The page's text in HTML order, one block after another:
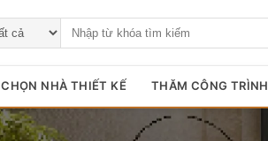
CHỌN NHÀ THIẾT KẾ THĂM CÔNG TRÌNH